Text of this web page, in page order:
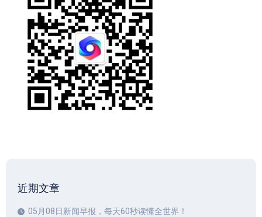
近期文章
05月08日新闻早报，每天60秒读懂全世界！